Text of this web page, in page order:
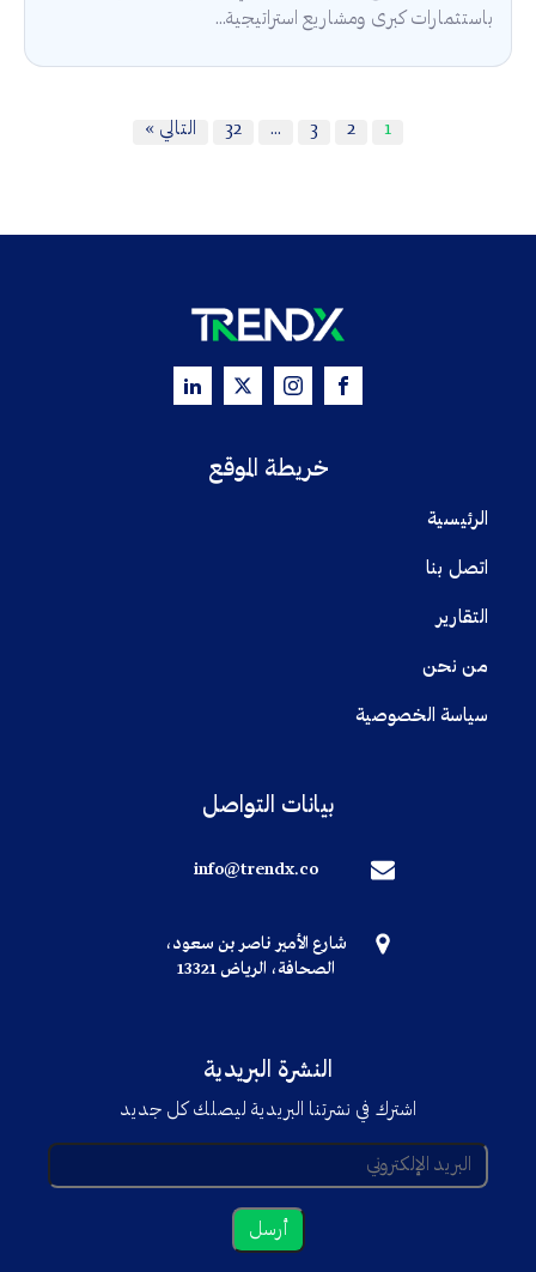
باستثمارات كبرى ومشاريع استراتيجية...
1
2
3
…
32 التالي »
خريطة الموقع
الرئيسية
اتصل بنا
التقارير
من نحن
سياسة الخصوصية
بيانات التواصل
info@trendx.co
شارع الأمير ناصر بن سعود،
الصحافة، الرياض 13321
النشرة البريدية
اشترك في نشرتنا البريدية ليصلك كل جديد